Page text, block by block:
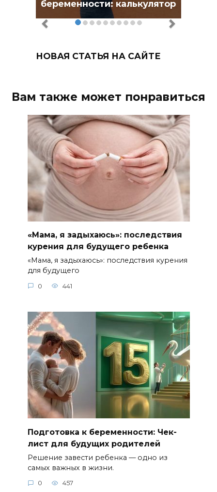
беременности: калькулятор
НОВАЯ СТАТЬЯ НА САЙТЕ
Вам также может понравиться
«Мама, я задыхаюсь»: последствия
курения для будущего ребенка
«Мама, я задыхаюсь»: последствия курения
для будущего
0 441
Подготовка к беременности: Чек-
лист для будущих родителей
Решение завести ребенка — одно из
самых важных в жизни.
0 457